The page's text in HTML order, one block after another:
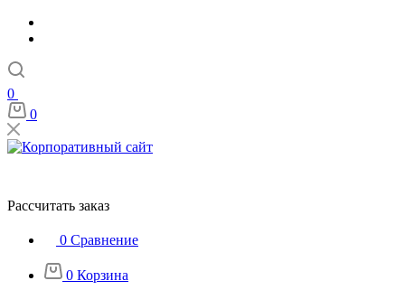
0
0
Рассчитать заказ
0 Сравнение
0 Корзина